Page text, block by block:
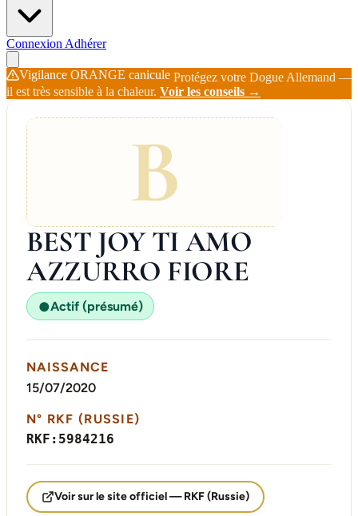
Connexion Adhérer
Vigilance ORANGE canicule Protégez votre Dogue Allemand —
il est très sensible à la chaleur. Voir les conseils →
B
BEST JOY TI AMO
AZZURRO FIORE
●Actif (présumé)
NAISSANCE
15/07/2020
N° RKF (RUSSIE)
RKF:5984216
Voir sur le site officiel — RKF (Russie)